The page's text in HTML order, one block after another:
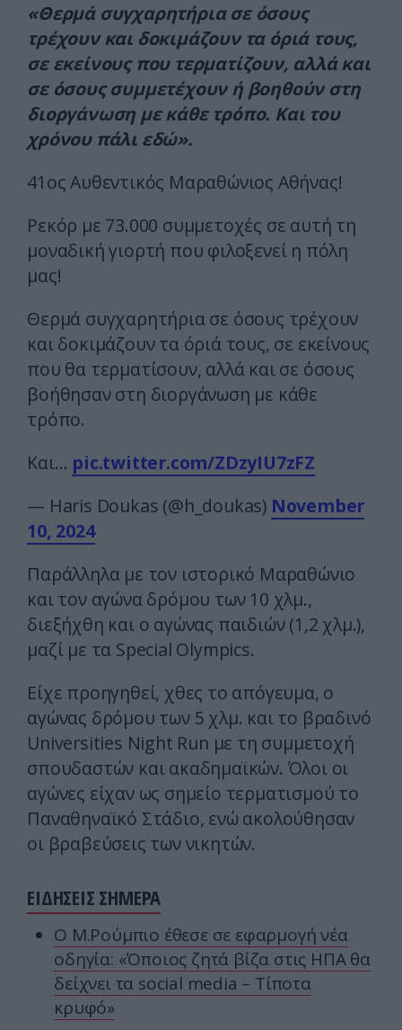
«Θερμά συγχαρητήρια σε όσους
τρέχουν και δοκιμάζουν τα όριά τους,
σε εκείνους που τερματίζουν, αλλά και
σε όσους συμμετέχουν ή βοηθούν στη
διοργάνωση με κάθε τρόπο. Και του
χρόνου πάλι εδώ».
41ος Αυθεντικός Μαραθώνιος Αθήνας!
Ρεκόρ με 73.000 συμμετοχές σε αυτή τη
μοναδική γιορτή που φιλοξενεί η πόλη
μας!
Θερμά συγχαρητήρια σε όσους τρέχουν
και δοκιμάζουν τα όριά τους, σε εκείνους
που θα τερματίσουν, αλλά και σε όσους
βοήθησαν στη διοργάνωση με κάθε
τρόπο.
Και… pic.twitter.com/ZDzyIU7zFZ
— Haris Doukas (@h_doukas) November
10, 2024
Παράλληλα με τον ιστορικό Μαραθώνιο
και τον αγώνα δρόμου των 10 χλμ.,
διεξήχθη και ο αγώνας παιδιών (1,2 χλμ.),
μαζί με τα Special Olympics.
Είχε προηγηθεί, χθες το απόγευμα, ο
αγώνας δρόμου των 5 χλμ. και το βραδινό
Universities Night Run με τη συμμετοχή
σπουδαστών και ακαδημαϊκών. Όλοι οι
αγώνες είχαν ως σημείο τερματισμού το
Παναθηναϊκό Στάδιο, ενώ ακολούθησαν
οι βραβεύσεις των νικητών.
ΕΙΔΗΣΕΙΣ ΣΗΜΕΡΑ
Ο Μ.Ρούμπιο έθεσε σε εφαρμογή νέα
οδηγία: «Όποιος ζητά βίζα στις ΗΠΑ θα
δείχνει τα social media – Τίποτα
κρυφό»